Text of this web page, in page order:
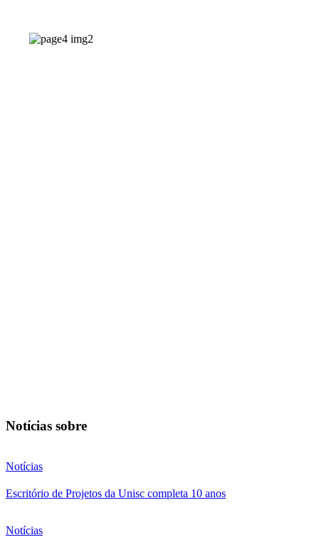
Notícias sobre
Notícias
Escritório de Projetos da Unisc completa 10 anos
Notícias